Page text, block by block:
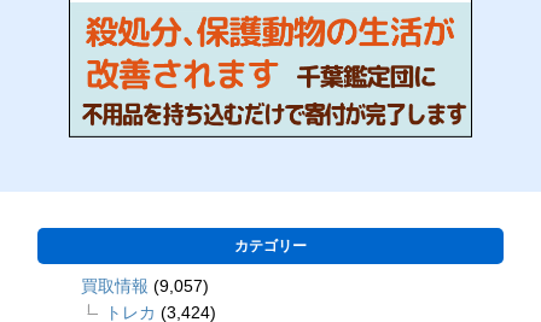
カテゴリー
買取情報 (9,057)
トレカ (3,424)